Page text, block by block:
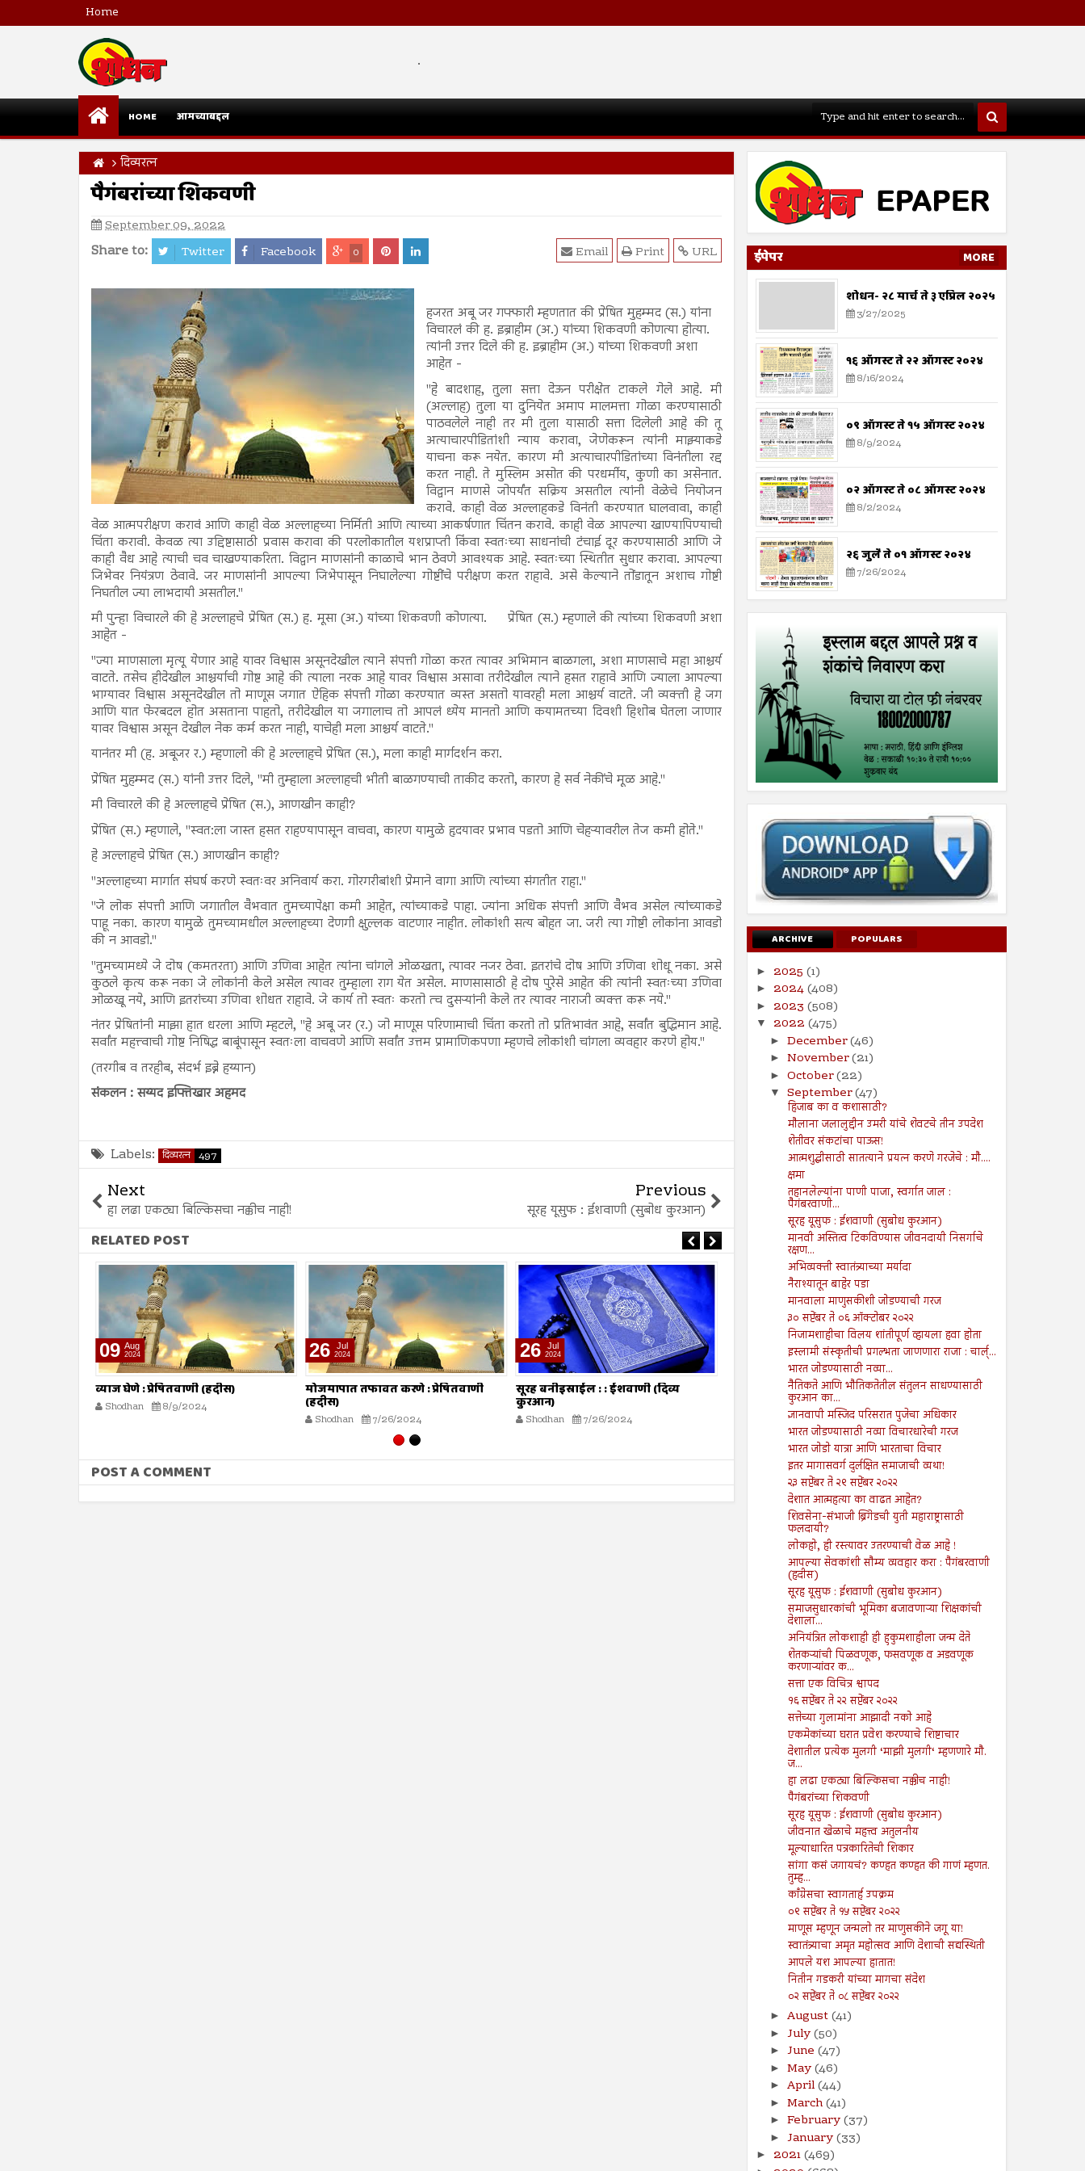
Home
.
HOME आमच्याबद्दल
दिव्यरत्न
पैगंबरांच्या शिकवणी
September 09, 2022
Share to: Twitter Facebook 0 URL
Print
Email
हजरत अबू जर गफ्फारी म्हणतात की प्रेषित मुहम्मद (स.) यांना
विचारलं की ह. इब्राहीम (अ.) यांच्या शिकवणी कोणत्या होत्या.
त्यांनी उत्तर दिले की ह. इब्राहीम (अ.) यांच्या शिकवणी अशा
आहेत -
"हे बादशाह, तुला सत्ता देऊन परीक्षेत टाकले गेले आहे. मी
(अल्लाह) तुला या दुनियेत अमाप मालमत्ता गोळा करण्यासाठी
पाठवलेले नाही तर मी तुला यासाठी सत्ता दिलेली आहे की तू
अत्याचारपीडितांशी न्याय करावा, जेणेकरून त्यांनी माझ्याकडे
याचना करू नयेत. कारण मी अत्याचारपीडितांच्या विनंतीला रद्द
करत नाही. ते मुस्लिम असोत की परधर्मीय, कुणी का असेनात.
विद्वान माणसे जोपर्यंत सक्रिय असतील त्यांनी वेळेचे नियोजन
करावे. काही वेळ अल्लाहकडे विनंती करण्यात घालवावा, काही
वेळ आत्मपरीक्षण करावं आणि काही वेळ अल्लाहच्या निर्मिती आणि त्याच्या आकर्षणात चिंतन करावे. काही वेळ आपल्या खाण्यापिण्याची
चिंता करावी. केवळ त्या उद्दिष्टासाठी प्रवास करावा की परलोकातील यशप्राप्ती किंवा स्वतःच्या साधनांची टंचाई दूर करण्यासाठी आणि जे
काही वैध आहे त्याची चव चाखण्याकरिता. विद्वान माणसांनी काळाचे भान ठेवणे आवश्यक आहे. स्वतःच्या स्थितीत सुधार करावा. आपल्या
जि‍भेवर नियंत्रण ठेवावे. जर माणसांनी आपल्या जिभेपासून निघालेल्या गोष्टींचे परीक्षण करत राहावे. असे केल्याने तोंडातून अशाच गोष्टी
निघतील ज्या लाभदायी असतील."
मी पुन्हा विचारले की हे अल्लाहचे प्रेषित (स.) ह. मूसा (अ.) यांच्या शिकवणी कोणत्या.
प्रेषित (स.) म्हणाले की त्यांच्या शिकवणी अशा
आहेत -
"ज्या माणसाला मृत्यू येणार आहे यावर विश्वास असूनदेखील त्याने संपत्ती गोळा करत त्यावर अभिमान बाळगला, अशा माणसाचे महा आश्चर्य
वाटते. तसेच हीदेखील आश्चर्याची गोष्ट आहे की त्याला नरक आहे यावर विश्वास असावा तरीदेखील त्याने हसत राहावे आणि ज्याला आपल्या
भाग्यावर विश्वास असूनदेखील तो माणूस जगात ऐहिक संपत्ती गोळा करण्यात व्यस्त असतो यावरही मला आश्चर्य वाटते. जी व्यक्ती हे जग
आणि यात फेरबदल होत असताना पाहतो, तरीदेखील या जगालाच तो आपलं ध्येय मानतो आणि कयामतच्या दिवशी हिशोब घेतला जाणार
यावर विश्वास असून देखील नेक कर्म करत नाही, याचेही मला आश्चर्य वाटते."
यानंतर मी (ह. अबूजर र.) म्हणालो की हे अल्लाहचे प्रेषित (स.), मला काही मार्गदर्शन करा.
प्रेषित मुहम्मद (स.) यांनी उत्तर दिले, "मी तुम्हाला अल्लाहची भीती बाळगण्याची ताकीद करतो, कारण हे सर्व नेकींचे मूळ आहे."
मी विचारले की हे अल्लाहचे प्रेषित (स.), आणखीन काही?
प्रेषित (स.) म्हणाले, "स्वत:ला जास्त हसत राहण्यापासून वाचवा, कारण यामुळे हृदयावर प्रभाव पडतो आणि चेहऱ्यावरील तेज कमी होते."
हे अल्लाहचे प्रेषित (स.) आणखीन काही?
"अल्लाहच्या मार्गात संघर्ष करणे स्वतःवर अनिवार्य करा. गोरगरीबांशी प्रेमाने वागा आणि त्यांच्या संगतीत राहा."
"जे लोक संपत्ती आणि जगातील वैभवात तुमच्यापेक्षा कमी आहेत, त्यांच्याकडे पाहा. ज्यांना अधिक संपत्ती आणि वैभव असेल त्यांच्याकडे
पाहू नका. कारण यामुळे तुमच्यामधील अल्लाहच्या देणगी क्षुल्लक वाटणार नाहीत. लोकांशी सत्य बोहत जा. जरी त्या गोष्टी लोकांना आवडो
की न आवडो."
"तुमच्यामध्ये जे दोष (कमतरता) आणि उणिवा आहेत त्यांना चांगले ओळखता, त्यावर नजर ठेवा. इतरांचे दोष आणि उणिवा शोधू नका. असे
कुठले कृत्य करू नका जे लोकांनी केले असेल त्यावर तुम्हाला राग येत असेल. माणसासाठी हे दोष पुरेसे आहेत की त्यांनी स्वतःच्या उणिवा
ओळखू नये, आणि इतरांच्या उणिवा शोधत राहावे. जे कार्य तो स्वतः करतो त्च दुसऱ्यांनी केले तर त्यावर नाराजी व्यक्त करू नये."
नंतर प्रेषितांनी माझा हात धरला आणि म्हटले, "हे अबू जर (र.) जो माणूस परिणामाची चिंता करतो तो प्रतिभावंत आहे, सर्वांत बुद्धिमान आहे.
सर्वांत महत्त्वाची गोष्ट निषिद्ध बाबूंपासून स्वतःला वाचवणे आणि सर्वांत उत्तम प्रामाणिकपणा म्हणचे लोकांशी चांगला व्यवहार करणे होय."
(तरगीब व तरहीब, संदर्भ इब्ने हय्यान)
संकलन : सय्यद इफ्तिखार अहमद
Labels: दिव्यरत्न 497
Next
हा लढा एकट्या बिल्किसचा नक्कीच नाही!
Previous
सूरह यूसुफ : ईशवाणी (सुबोध कुरआन)
RELATED POST
09 Aug
2024
व्याज घेणे : प्रेषितवाणी (हदीस)
Shodhan 8/9/2024
26 Jul
2024
मोजमापात तफावत करणे : प्रेषितवाणी
(हदीस)
Shodhan 7/26/2024
26 Jul
2024
सूरह बनीइस्राईल : : ईशवाणी (दिव्य
कुरआन)
Shodhan 7/26/2024
चोरी : : प्रेषितवाणी (हदीस)
7/19/2024
16 2024
व्याज खाणारा रक्तात पोहत
Shodhan
POST A COMMENT
ईपेपर MORE
शोधन- २८ मार्च ते ३ एप्रिल २०२५
3/27/2025
१६ ऑगस्ट ते २२ ऑगस्ट २०२४
8/16/2024
०९ ऑगस्ट ते १५ ऑगस्ट २०२४
8/9/2024
०२ ऑगस्ट ते ०८ ऑगस्ट २०२४
8/2/2024
२६ जुलै ते ०१ ऑगस्ट २०२४
7/26/2024
ARCHIVE POPULARS
► 2025 (1)
► 2024(408)
► 2023 (508)
▼ 2022 (475)
► December(46)
► November(21)
► October(22)
▼ September(47)
हिजाब का व कशासाठी?
मौलाना जलालुद्दीन उमरी यांचे शेवटचे तीन उपदेश
शेतीवर संकटांचा पाऊस!
आत्मशुद्धीसाठी सातत्याने प्रयत्न करणे गरजेचे : मौ....
क्षमा
तहानलेल्यांना पाणी पाजा, स्वर्गात जाल :
पैगंबरवाणी...
सूरह यूसुफ : ईशवाणी (सुबोध कुरआन)
मानवी अस्तित्व टिकविण्यास जीवनदायी निसर्गाचे
रक्षण...
अभिव्यक्ती स्वातंत्र्याच्या मर्यादा
नैराश्यातून बाहेर पडा
मानवाला माणुसकीशी जोडण्याची गरज
३० सप्टेंबर ते ०६ ऑक्टोबर २०२२
निजामशाहीचा विलय शांतीपूर्ण व्हायला हवा होता
इस्लामी संस्कृतीची प्रगल्भता जाणणारा राजा : चार्ल्...
भारत जोडण्यासाठी नव्या...
नैतिकते आणि भौतिकतेतील संतुलन साधण्यासाठी
कुरआन का...
ज्ञानवापी मस्जिद परिसरात पुजेचा अधिकार
भारत जोडण्यासाठी नव्या विचारधारेची गरज
भारत जोडो यात्रा आणि भारताचा विचार
इतर मागासवर्ग दुर्लक्षित समाजाची व्यथा!
२३ सप्टेंबर ते २९ सप्टेंबर २०२२
देशात आत्महत्या का वाढत आहेत?
शिवसेना-संभाजी ब्रिगेडची युती महाराष्ट्रासाठी
फलदायी?
लोकहो, ही रस्त्यावर उतरण्याची वेळ आहे !
आपल्या सेवकांशी सौम्य व्यवहार करा : पैगंबरवाणी
(हदीस)
सूरह यूसुफ : ईशवाणी (सुबोध कुरआन)
समाजसुधारकांची भूमिका बजावणाऱ्या शिक्षकांची
देशाला...
अनियंत्रित लोकशाही ही हुकुमशाहीला जन्म देते
शेतकऱ्यांची पिळवणूक, फसवणूक व अडवणूक
करणाऱ्यांवर क...
सत्ता एक विचित्र श्वापद
१६ सप्टेंबर ते २२ सप्टेंबर २०२२
सत्तेच्या गुलामांना आझादी नको आहे
एकमेकांच्या घरात प्रवेश करण्याचे शिष्टाचार
देशातील प्रत्येक मुलगी ‘माझी मुलगी‘ म्हणणारे मौ.
ज...
हा लढा एकट्या बिल्किसचा नक्कीच नाही!
पैगंबरांच्या शिकवणी
सूरह यूसुफ : ईशवाणी (सुबोध कुरआन)
जीवनात खेळाचे महत्त्व अतुलनीय
मूल्याधारित पत्रकारितेची शिकार
सांगा कसं जगायचं? कण्हत कण्हत की गाणं म्हणत.
तुम्ह...
काँग्रेसचा स्वागतार्ह उपक्रम
०९ सप्टेंबर ते १५ सप्टेंबर २०२२
माणूस म्हणून जन्मलो तर माणुसकीने जगू या!
स्वातंत्र्याचा अमृत महोत्सव आणि देशाची सद्यस्थिती
आपले यश आपल्या हातात!
नितीन गडकरी यांच्या मागचा संदेश
०२ सप्टेंबर ते ०८ सप्टेंबर २०२२
► August(41)
► July(50)
► June (47)
► May(46)
► April(44)
► March(41)
► February(37)
► January(33)
► 2021(469)